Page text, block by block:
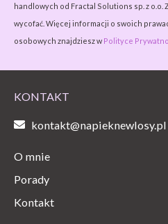
handlowych od Fractal Solutions sp. z o.o.
wycofać. Więcej informacji o swoich
osobowych znajdziesz w Polityce
KONTAKT
kontakt@napieknewlosy.pl
O mnie
Porady
Kontakt